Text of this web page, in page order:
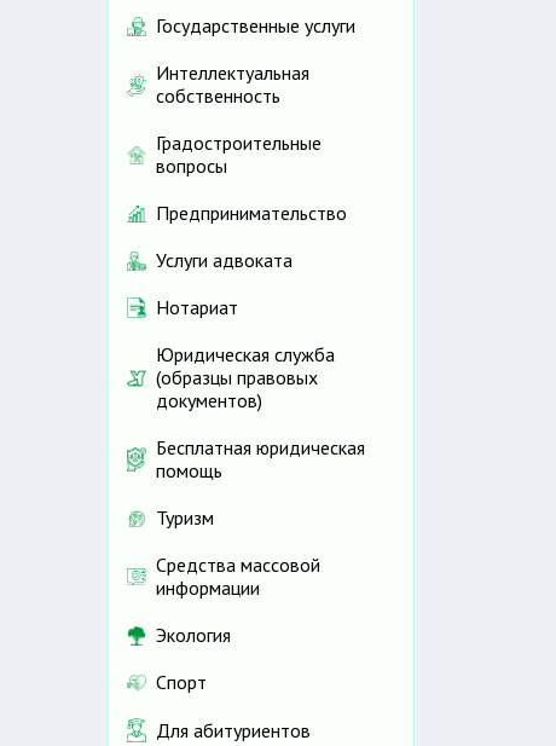
Государственные услуги
Интеллектуальная
собственность
Градостроительные
вопросы
Предпринимательство
Услуги адвоката
Нотариат
Юридическая служба
(образцы правовых
документов)
Бесплатная юридическая
помощь
Туризм
Средства массовой
информации
Экология
Спорт
Для абитуриентов